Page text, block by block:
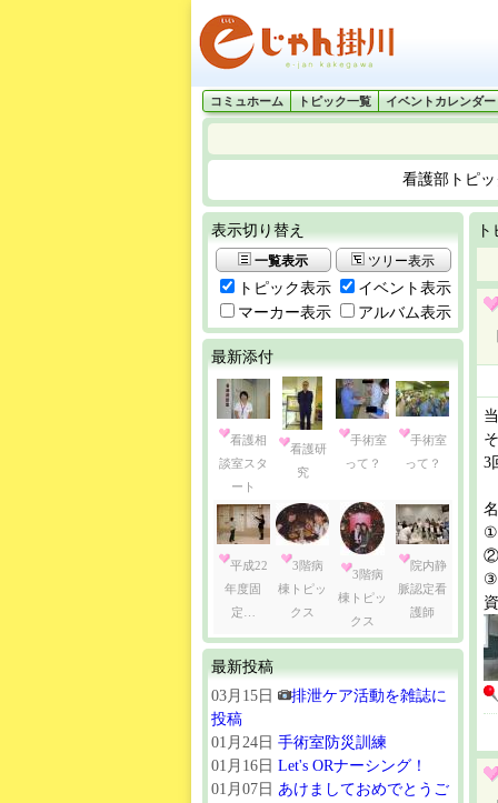
コミュホーム トピック一覧 イベントカレンダー
看護部トピ
表示切り替え
一覧表示 ツリー表示
トピック表示
イベント表示
マーカー表示
アルバム表示
最新添付
看護相
談室スタ
ート
看護研
究
手術室
って？
手術室
って？
平成22
年度固
定…
3階病
棟トピッ
クス
3階病
棟トピッ
クス
院内静
脈認定看
護師
最新投稿
03月15日
排泄ケア活動を雑誌に
投稿
01月24日 手術室防災訓練
01月16日 Let's ORナーシング！
01月07日 あけましておめでとうご
3
①
②
③